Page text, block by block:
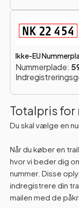
Ikke-EU
Nummerplade:
Totalpris
Du skal vælge en
Når du køber en
hvor vi beder dig
nummer. Disse
indregistrere din
mailen med de